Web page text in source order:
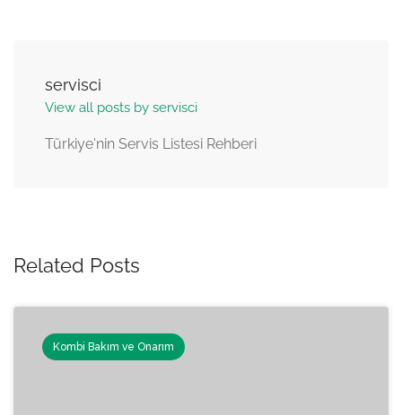
servisci
View all posts by servisci
Türkiye'nin Servis Listesi Rehberi
Related Posts
Kombi Bakım ve Onarım